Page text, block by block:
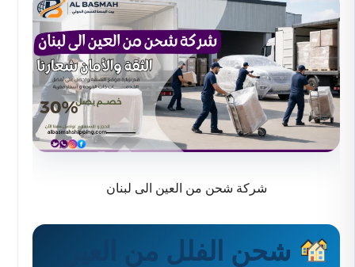
شركة شحن من العين الى لبنان
شحن الفلل من العين